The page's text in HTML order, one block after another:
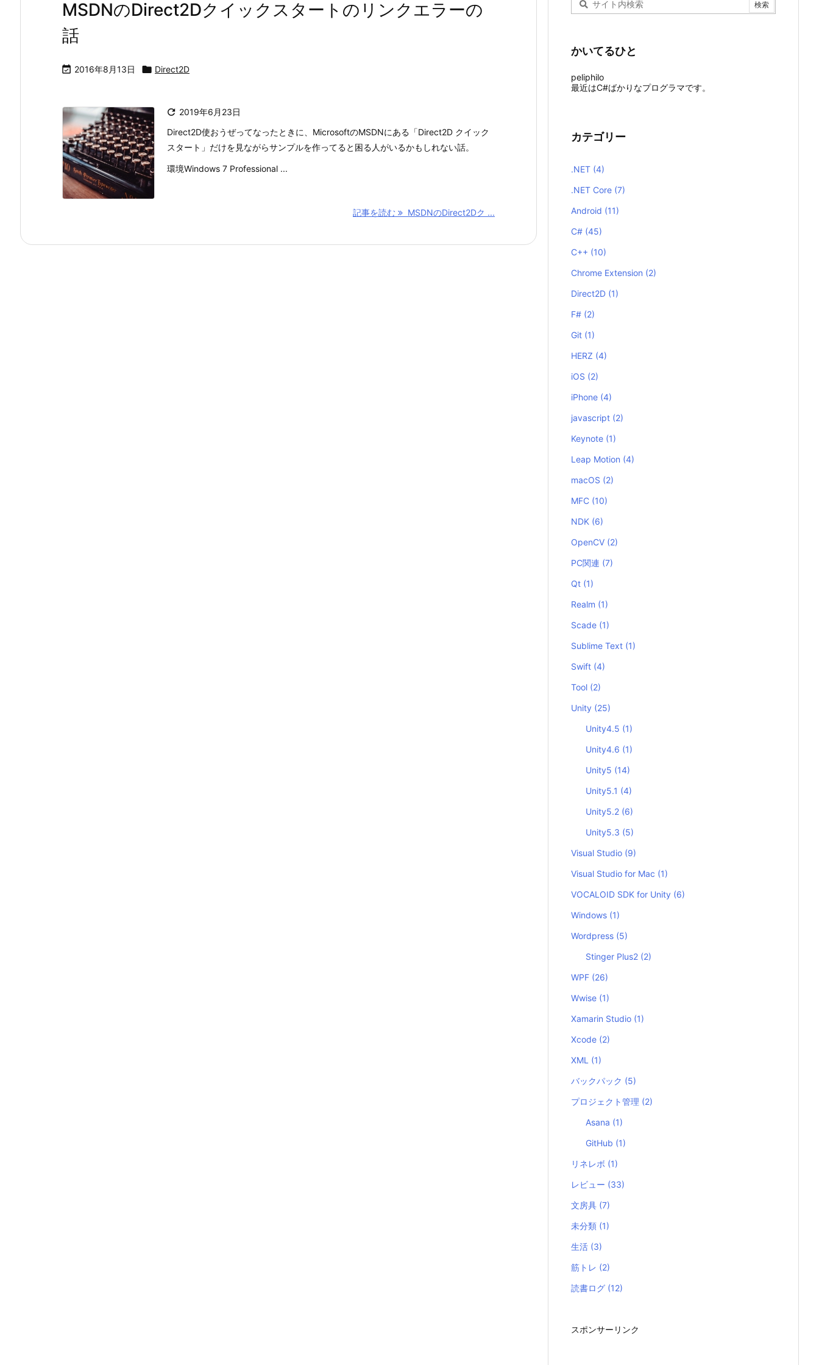
MSDNのDirect2Dクイックスタートのリンクエラーの
話
 2016年8月13日  Direct2D
 2019年6月23日
Direct2D使おうぜってなったときに、MicrosoftのMSDNにある「Direct2D クイック
スタート」だけを見ながらサンプルを作ってると困る人がいるかもしれない話。
環境Windows 7 Professional ...
記事を読む MSDNのDirect2Dク ...
かいてるひと
peliphilo
最近はC#ばかりなプログラマです。
カテゴリー
.NET (4)
.NET Core (7)
Android (11)
C# (45)
C++ (10)
Chrome Extension (2)
Direct2D (1)
F# (2)
Git (1)
HERZ (4)
iOS (2)
iPhone (4)
javascript (2)
Keynote (1)
Leap Motion (4)
macOS (2)
MFC (10)
NDK (6)
OpenCV (2)
PC関連 (7)
Qt (1)
Realm (1)
Scade (1)
Sublime Text (1)
Swift (4)
Tool (2)
Unity (25)
Unity4.5 (1)
Unity4.6 (1)
Unity5 (14)
Unity5.1 (4)
Unity5.2 (6)
Unity5.3 (5)
Visual Studio (9)
Visual Studio for Mac (1)
VOCALOID SDK for Unity (6)
Windows (1)
Wordpress (5)
Stinger Plus2 (2)
WPF (26)
Wwise (1)
Xamarin Studio (1)
Xcode (2)
XML (1)
バックパック (5)
プロジェクト管理 (2)
Asana (1)
GitHub (1)
リネレボ (1)
レビュー (33)
文房具 (7)
未分類 (1)
生活 (3)
筋トレ (2)
読書ログ (12)
スポンサーリンク